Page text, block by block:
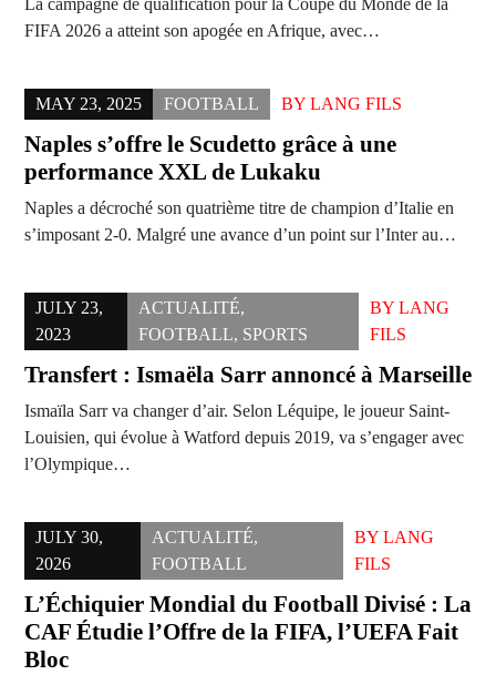
La campagne de qualification pour la Coupe du Monde de la
FIFA 2026 a atteint son apogée en Afrique, avec…
MAY 23, 2025 FOOTBALL BY LANG FILS
Naples s’offre le Scudetto grâce à une
performance XXL de Lukaku
Naples a décroché son quatrième titre de champion d’Italie en
s’imposant 2-0. Malgré une avance d’un point sur l’Inter au…
JULY 23,
2023
ACTUALITÉ,
FOOTBALL, SPORTS
BYLANG
FILS
Transfert : Ismaëla Sarr annoncé à Marseille
Ismaïla Sarr va changer d’air. Selon Léquipe, le joueur Saint-
Louisien, qui évolue à Watford depuis 2019, va s’engager avec
l’Olympique…
JULY 30,
2026
ACTUALITÉ,
FOOTBALL
BYLANG
FILS
L’Échiquier Mondial du Football Divisé : La
CAF Étudie l’Offre de la FIFA, l’UEFA Fait
Bloc